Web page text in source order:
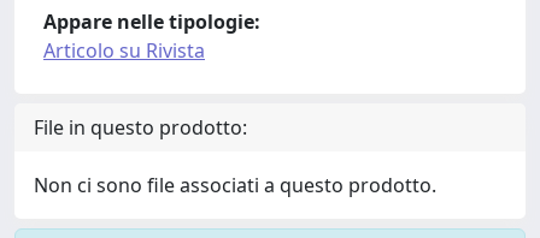
Appare nelle tipologie:
Articolo su Rivista
File in questo prodotto:
Non ci sono file associati a questo prodotto.